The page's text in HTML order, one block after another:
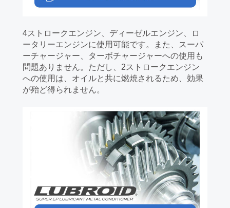
4ストロークエンジン、ディーゼルエンジン、ロ
ータリーエンジンに使用可能です。また、スーパ
ーチャージャー、ターボチャージャーへの使用も
問題ありません。ただし、2ストロークエンジン
への使用は、オイルと共に燃焼されるため、効果
が殆ど得られません。